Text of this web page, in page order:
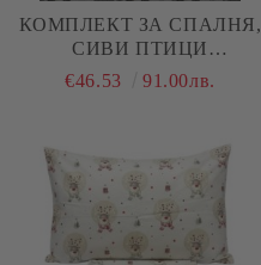
КОМПЛЕКТ ЗА СПАЛНЯ,
СИВИ ПТИЦИ
АБСТРАКТ – 100%
€46.53 91.00лв.